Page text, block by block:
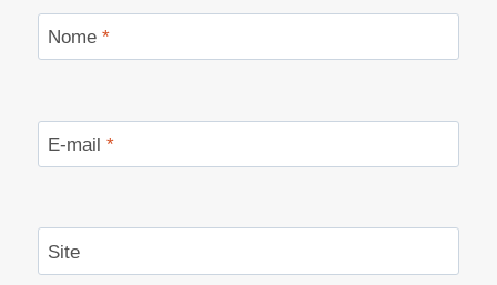
Nome *
E-mail *
Site